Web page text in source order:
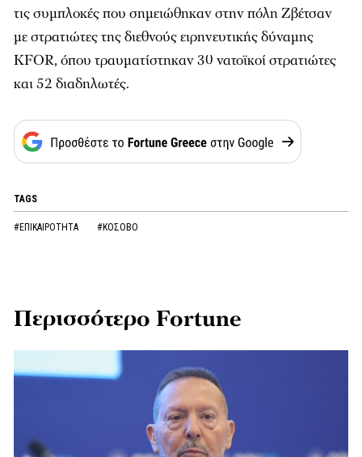
τις συμπλοκές που σημειώθηκαν στην πόλη Ζβέτσαν
με στρατιώτες της διεθνούς ειρηνευτικής δύναμης
KFOR, όπου τραυματίστηκαν 30 νατοϊκοί στρατιώτες
και 52 διαδηλωτές.
TAGS
#ΕΠΙΚΑΙΡΟΤΗΤΑ #ΚΟΣΟΒΟ
Περισσότερο Fortune